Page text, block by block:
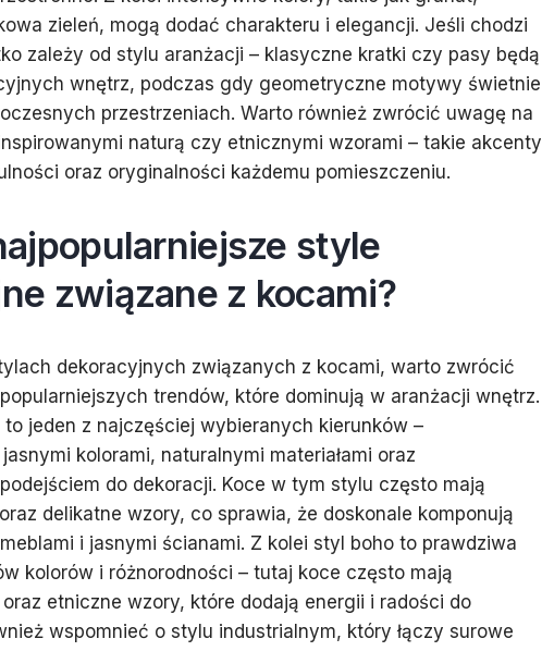
zieleń, mogą dodać charakteru i elegancji. Jeśli chodzi
zależy od stylu aranżacji – klasyczne kratki czy pasy będą
wnętrz, podczas gdy geometryczne motywy świetnie
przestrzeniach. Warto również zwrócić uwagę na
naturą czy etnicznymi wzorami – takie akcenty
oraz oryginalności każdemu pomieszczeniu.
style
związane z kocami?
dekoracyjnych związanych z kocami, warto zwrócić
trendów, które dominują w aranżacji wnętrz.
jeden z najczęściej wybieranych kierunków –
kolorami, naturalnymi materiałami oraz
do dekoracji. Koce w tym stylu często mają
delikatne wzory, co sprawia, że doskonale komponują
i jasnymi ścianami. Z kolei styl boho to prawdziwa
kolorów i różnorodności – tutaj koce często mają
etniczne wzory, które dodają energii i radości do
wspomnieć o stylu industrialnym, który łączy surowe